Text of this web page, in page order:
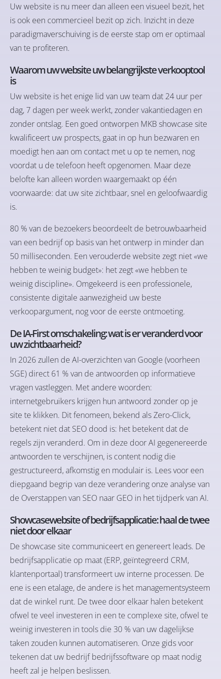
Uw website is nu meer dan alleen een visueel bezit, het
is ook een commercieel bezit op zich. Inzicht in deze
paradigmaverschuiving is de eerste stap om er optimaal
van te profiteren.
Waarom uw website uw belangrijkste verkooptool
is
Uw website is het enige lid van uw team dat 24 uur per
dag, 7 dagen per week werkt, zonder vakantiedagen en
zonder ontslag. Een goed ontworpen MKB showcase site
kwalificeert uw prospects, gaat in op hun bezwaren en
moedigt hen aan om contact met u op te nemen, nog
voordat u de telefoon heeft opgenomen. Maar deze
belofte kan alleen worden waargemaakt op één
voorwaarde: dat uw site zichtbaar, snel en geloofwaardig
is.
80 % van de bezoekers beoordeelt de betrouwbaarheid
van een bedrijf op basis van het ontwerp in minder dan
50 milliseconden. Een verouderde website zegt niet «we
hebben te weinig budget»: het zegt «we hebben te
weinig discipline». Omgekeerd is een professionele,
consistente digitale aanwezigheid uw beste
verkoopargument, nog voor de eerste ontmoeting.
De IA-First omschakeling: wat is er veranderd voor
uw zichtbaarheid?
In 2026 zullen de AI-overzichten van Google (voorheen
SGE) direct 61 % van de antwoorden op informatieve
vragen vastleggen. Met andere woorden:
internetgebruikers krijgen hun antwoord zonder op je
site te klikken. Dit fenomeen, bekend als Zero-Click,
betekent niet dat SEO dood is: het betekent dat de
regels zijn veranderd. Om in deze door AI gegenereerde
antwoorden te verschijnen, is content nodig die
gestructureerd, afkomstig en modulair is. Lees voor een
diepgaand begrip van deze verandering onze analyse van
de Overstappen van SEO naar GEO in het tijdperk van AI.
Showcasewebsite of bedrijfsapplicatie: haal de twee
niet door elkaar
De showcase site communiceert en genereert leads. De
bedrijfsapplicatie op maat (ERP, geïntegreerd CRM,
klantenportaal) transformeert uw interne processen. De
ene is een etalage, de andere is het managementsysteem
dat de winkel runt. De twee door elkaar halen betekent
ofwel te veel investeren in een te complexe site, ofwel te
weinig investeren in tools die 30 % van uw dagelijkse
taken zouden kunnen automatiseren. Onze gids voor
tekenen dat uw bedrijf bedrijfssoftware op maat nodig
heeftzal je helpen beslissen.